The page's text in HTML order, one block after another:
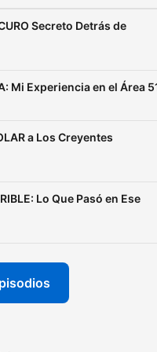
De Miedo
como tu portal
Cada
de terror
con ecos
historias de
Secreto Detrás de
Mi Experiencia en el Área
a Los Creyentes
Lo Que Pasó en Ese